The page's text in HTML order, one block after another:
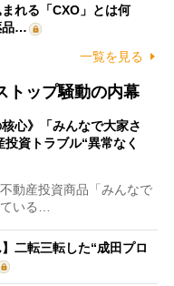
れる「CXO」とは何
品…
一覧を見る
トップ騒動の内幕
心》「みんなで大家さ
資トラブル“異常なく
動産投資商品「みんなで
ている…
二転三転した“成田プロ